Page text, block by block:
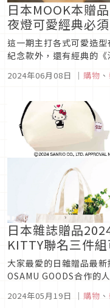
日本MOOK本贈
夜燈可愛經典必
這一期主打各式可愛造
紀念款外，還有經典的
化妝包也都很值得入手，
2024年06月08日 ｜ 購物 、
日本雜誌贈品
KITTY聯名三件
大家最愛的日雜贈品最
OSAMU GOODS合作的
HELLO KITTY聯名髮圈
2024年05月19日 ｜ 購物 、